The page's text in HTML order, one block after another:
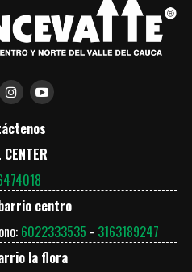
CENTER
centro
6022333535 - 3163189247
la flora